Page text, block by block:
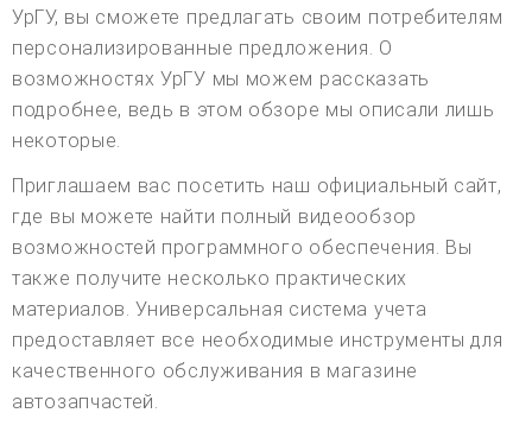
УрГУ, вы сможете предлагать своим потребителям
персонализированные предложения. О
возможностях УрГУ мы можем рассказать
подробнее, ведь в этом обзоре мы описали лишь
некоторые.
Приглашаем вас посетить наш официальный сайт,
где вы можете найти полный видеообзор
возможностей программного обеспечения. Вы
также получите несколько практических
материалов. Универсальная система учета
предоставляет все необходимые инструменты для
качественного обслуживания в магазине
автозапчастей.